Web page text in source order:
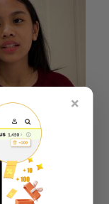
tandas
Siti
×